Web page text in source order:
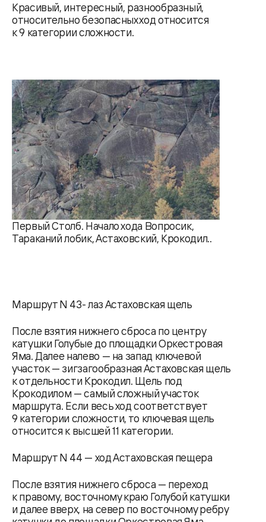
Красивый, интересный, разнообразный,
относительно безопасных ход относится
к 9 категории сложности.
Первый Столб. Начало хода Вопросик,
Тараканий лобик, Астаховский, Крокодил..
Маршрут N 43- лаз Астаховская щель
После взятия нижнего сброса по центру
катушки Голубые до площадки Оркестровая
Яма. Далее налево — на запад ключевой
участок — зигзагообразная Астаховская щель
к отдельности Крокодил. Щель под
Крокодилом — самый сложный участок
маршрута. Если весь ход соответствует
9 категории сложности, то ключевая щель
относится к высшей 11 категории.
Маршрут N 44 — ход Астаховская пещера
После взятия нижнего сброса — переход
к правому, восточному краю Голубой катушки
и далее вверх, на север по восточному ребру